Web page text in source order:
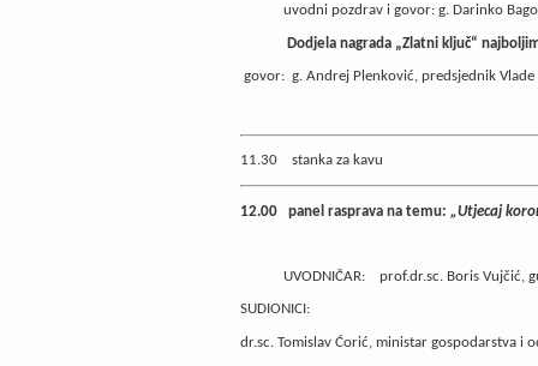
uvodni pozdrav i govor: g. Darinko Bago,
Dodjela nagrada „Zlatni ključ“
govor: g. Andrej Plenković, predsjednik Vlade
11.30 stanka za kavu
12.00 panel rasprava na temu: „Utjecaj
UVODNIČAR: prof.dr.sc. Boris Vujčić,
SUDIONICI:
dr.sc. Tomislav Ćorić, ministar gospodarstva i